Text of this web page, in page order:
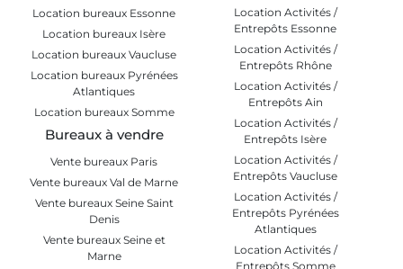
Location bureaux Essonne
Location bureaux Isère
Location bureaux Vaucluse
Location bureaux Pyrénées
Atlantiques
Location bureaux Somme
Bureaux à vendre
Vente bureaux Paris
Vente bureaux Val de Marne
Vente bureaux Seine Saint
Denis
Vente bureaux Seine et
Marne
Location Activités /
Entrepôts Essonne
Location Activités /
Entrepôts Rhône
Location Activités /
Entrepôts Ain
Location Activités /
Entrepôts Isère
Location Activités /
Entrepôts Vaucluse
Location Activités /
Entrepôts Pyrénées
Atlantiques
Location Activités /
Entrepôts Somme